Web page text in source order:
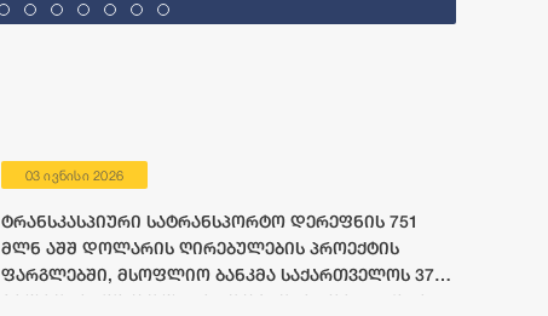
03 ივნისი 2026
ტრანსკასპიური სატრანსპორტო დერეფნის 751
მლნ აშშ დოლარის ღირებულების პროექტის
ფარგლებში, მსოფლიო ბანკმა საქართველოს 372
მილიონი აშშ დოლარის ოდენობის ფინანსური